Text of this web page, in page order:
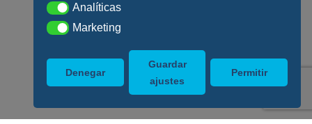
AnalíticasAnalíticas
MarketingMarketing
Denegar
Guardar
ajustes
Permitir